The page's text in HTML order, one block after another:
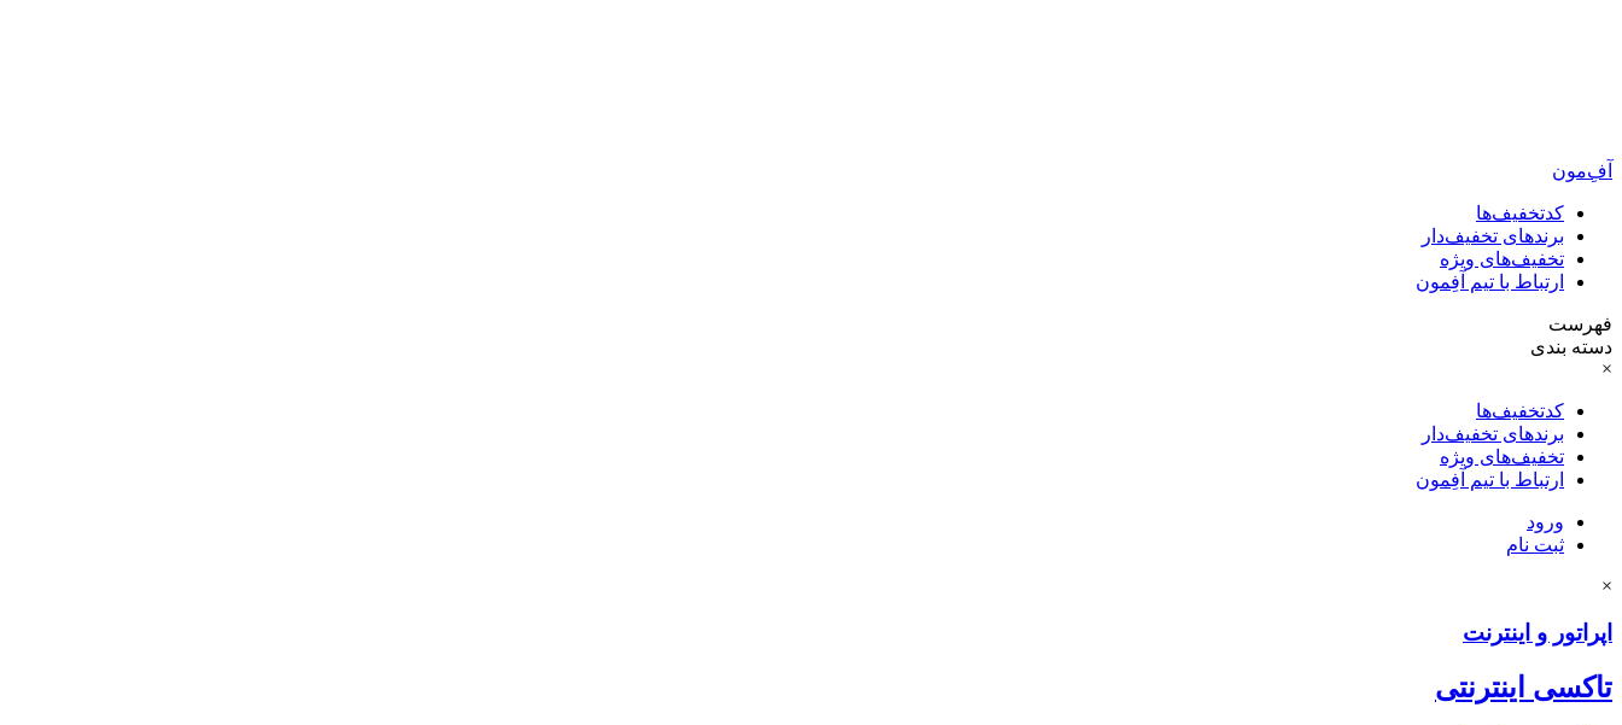
آفِ‌مون
کدتخفیف‌ها
برندهای تخفیف‌دار
تخفیف‌های ویژه
ارتباط با تیم آفِمون
فهرست
دسته بندی
×
کدتخفیف‌ها
برندهای تخفیف‌دار
تخفیف‌های ویژه
ارتباط با تیم آفِمون
ورود
ثبت نام
×
اپراتور و اینترنت
تاکسی اینترنتی